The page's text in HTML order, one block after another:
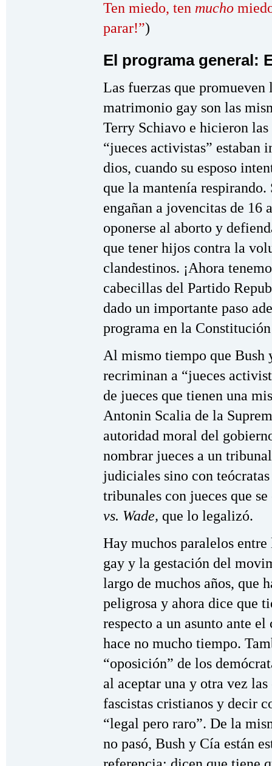
Ten miedo, ten mucho
parar!”)
El programa general:
Las fuerzas que
matrimonio gay son las
Terry Schiavo e hicieron las
“jueces activistas”
dios, cuando su esposo
que la mantenía respirando.
engañan a jovencitas de 16
oponerse al aborto y
que tener hijos contra la
clandestinos. ¡Ahora
cabecillas del Partido
dado un importante paso
programa en la
Al mismo tiempo que Bush
recriminan a “jueces
de jueces que tienen una
Antonin Scalia de la
autoridad moral del
nombrar jueces a un
judiciales sino con
tribunales con jueces que
vs. Wade, que lo legalizó.
Hay muchos paralelos
gay y la gestación del
largo de muchos años, que
peligrosa y ahora dice que
respecto a un asunto ante
hace no mucho tiempo.
“oposición” de los
al aceptar una y otra vez
fascistas cristianos y decir
“legal pero raro”. De la
no pasó, Bush y Cía están